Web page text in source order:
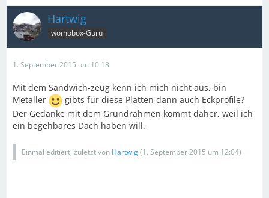
Hartwig
womobox-Guru
1. September 2015 um 10:18
Mit dem Sandwich-zeug kenn ich mich nicht aus, bin
Metaller
gibts für diese Platten dann auch Eckprofile?
Der Gedanke mit dem Grundrahmen kommt daher, weil ich
ein begehbares Dach haben will.
Einmal editiert, zuletzt von Hartwig(1. September 2015 um 12:04)